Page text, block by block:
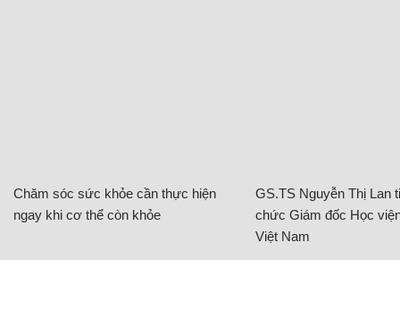
Chăm sóc sức khỏe cần thực hiện
ngay khi cơ thể còn khỏe
GS.TS Nguyễn Thị Lan
chức Giám đốc Học
Việt Nam